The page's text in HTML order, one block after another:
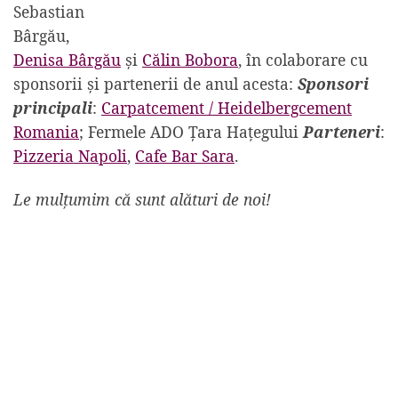
Sebastian
Bârgău,
Denisa Bârgău şi Călin Bobora, în colaborare cu
sponsorii și partenerii de anul acesta: Sponsori
principali: Carpatcement / Heidelbergcement
Romania; Fermele ADO Țara Hațegului Parteneri:
Pizzeria Napoli, Cafe Bar Sara.
Le mulțumim că sunt alături de noi!